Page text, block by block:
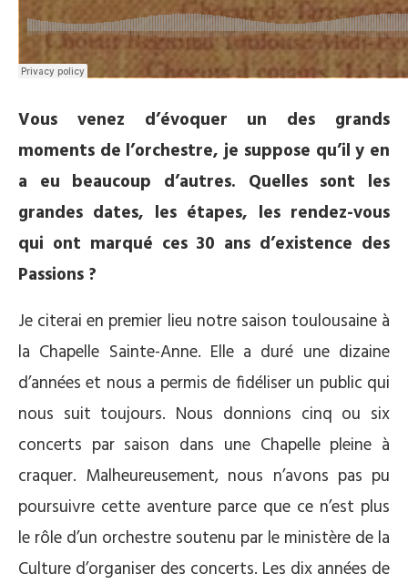
Vous venez d’évoquer un des grands
moments de l’orchestre, je suppose qu’il y en
a eu beaucoup d’autres. Quelles sont les
grandes dates, les étapes, les rendez-vous
qui ont marqué ces 30 ans d’existence des
Passions ?
Je citerai en premier lieu notre saison toulousaine à
la Chapelle Sainte-Anne. Elle a duré une dizaine
d’années et nous a permis de fidéliser un public qui
nous suit toujours. Nous donnions cinq ou six
concerts par saison dans une Chapelle pleine à
craquer. Malheureusement, nous n’avons pas pu
poursuivre cette aventure parce que ce n’est plus
le rôle d’un orchestre soutenu par le ministère de la
Culture d’organiser des concerts. Les dix années de